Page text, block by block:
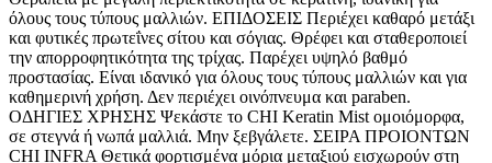
όλους τους τύπους μαλλιών. ΕΠΙΔΟΣΕΙΣ Περιέχει καθαρό μετάξι
και φυτικές πρωτεΐνες σίτου και σόγιας. Θρέφει και σταθεροποιεί
την απορροφητικότητα της τρίχας. Παρέχει υψηλό βαθμό
προστασίας. Είναι ιδανικό για όλους τους τύπους μαλλιών και για
καθημερινή χρήση. Δεν περιέχει οινόπνευμα και paraben.
ΟΔΗΓΙΕΣ ΧΡΗΣΗΣ Ψεκάστε το CHI Keratin Mist ομοιόμορφα,
σε στεγνά ή νωπά μαλλιά. Μην ξεβγάλετε. ΣΕΙΡΑ ΠΡΟΙΟΝΤΩΝ
CHI INFRA Θετικά φορτισμένα μόρια μεταξιού εισχωρούν στη